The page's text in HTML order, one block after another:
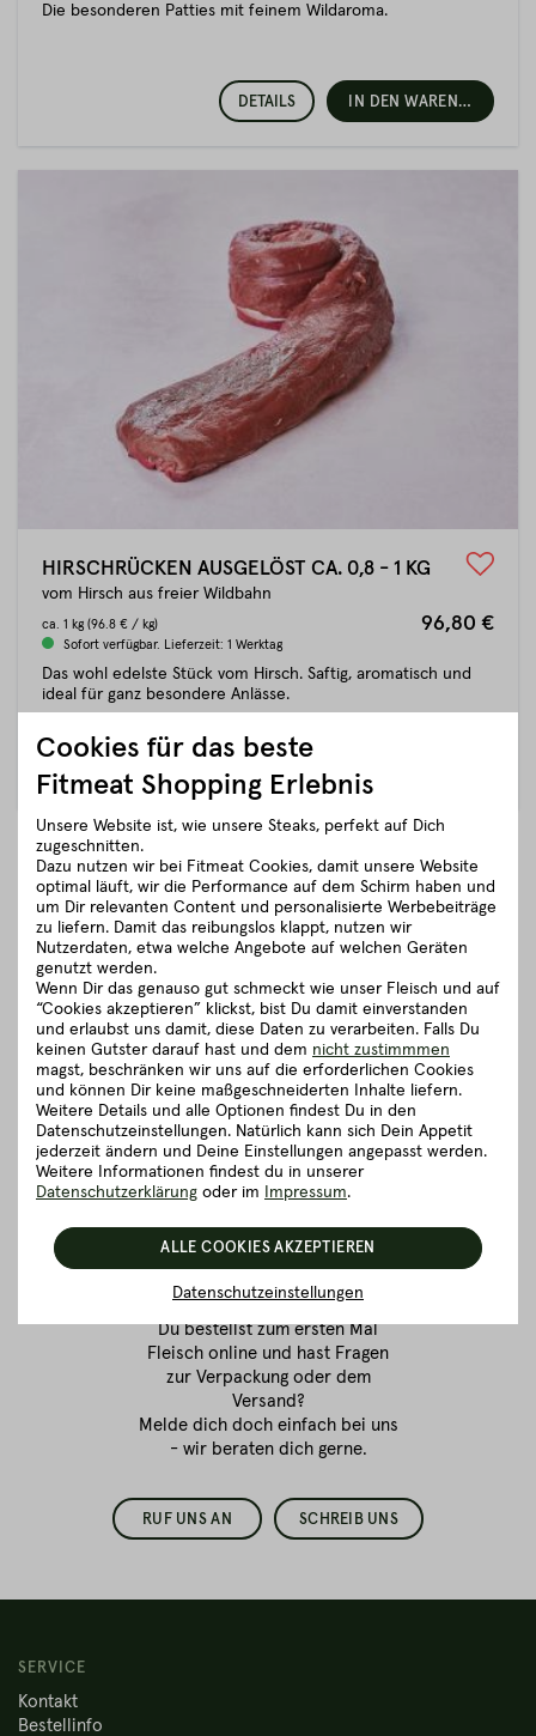
Durch das Leben in freier Wildbahn zählt das Fleisch zu den
besonders hochwertigen Sorten. In freier Natur lebend steht
Zudem ist Wildbret fettarm und hat einen hohen Anteil an
gesunden Omega-3-Fettsäuren. Die lebenslange
Bewegungsfreiheit und ausgewogene Ernährung des Hirsches
lässt sein Fleisch besonders fein, saftig und zart werden, mit
einer unverwechselbaren dunkelroten Farbe. Für einen
bewussten Fleischgenuss also absolut ideal!
Was unser Wildbret besonders macht?
Königsbrunn erlegt wurden. Da bei Fitmeat perfekte Qualität
und der respektvolle Umgang mit Tieren höchsten Stellenwert
hat, distanzieren wir uns strikt von Wild aus Gatterjagd.
erfolgreicher Jagd, wird das Wild zu einem ausgewählten
Metzer gebracht und dort nochmals veterinärmedizinisch
beschaut, bevor das Fleisch gereift wird.
Erst im Anschluss wird das Wildbret mit geschultem Auge und
achtsamer Hand von unserem Metzgermeister zu echten
Wildspezialitäten verarbeitet. Neben den klassischen
Schnitten wie Rücken, Keulen oder Ragout werden auch
Spezialitäten wie Wildburgerpatties hergestellt. Jäger und
Fleischer arbeiten bei uns Hand in Hand, um die bestmögliche
Wild-Qualität garantieren zu können. Dazu zählt unter
anderem ein exakter Schuss, eine nahe Kühlkammer und die
fachgerechte und einwandfreie Verarbeitung des Wildbrets.
Die besonderen Patties mit feinem Wildaroma.
DETAILS IN DEN WARENKORB
HIRSCHRÜCKEN AUSGELÖST CA. 0,8 - 1 KG
vom Hirsch aus freier Wildbahn
ca. 1 kg (96.8 € / kg) 96,80 €
Sofort verfügbar. Lieferzeit: 1 Werktag
Das wohl edelste Stück vom Hirsch. Saftig, aromatisch und
ideal für ganz besondere Anlässe.
Vertrauenssache.
Du bestellst zum ersten Mal
Fleisch online und hast Fragen
zur Verpackung oder dem
Versand?
Melde dich doch einfach bei uns
- wir beraten dich gerne.
RUF UNS AN SCHREIB UNS
SERVICE
Kontakt
Bestellinfo
Cookies für das beste
Fitmeat Shopping Erlebnis
Unsere Website ist, wie unsere Steaks, perfekt auf Dich
zugeschnitten.
Dazu nutzen wir bei Fitmeat Cookies, damit unsere Website
optimal läuft, wir die Performance auf dem Schirm haben und
um Dir relevanten Content und personalisierte Werbebeiträge
zu liefern. Damit das reibungslos klappt, nutzen wir
Nutzerdaten, etwa welche Angebote auf welchen Geräten
genutzt werden.
Wenn Dir das genauso gut schmeckt wie unser Fleisch und auf
“Cookies akzeptieren” klickst, bist Du damit einverstanden
und erlaubst uns damit, diese Daten zu verarbeiten. Falls Du
keinen Gutster darauf hast und dem nicht zustimmmen
magst, beschränken wir uns auf die erforderlichen Cookies
und können Dir keine maßgeschneiderten Inhalte liefern.
Weitere Details und alle Optionen findest Du in den
Datenschutzeinstellungen. Natürlich kann sich Dein Appetit
jederzeit ändern und Deine Einstellungen angepasst werden.
Weitere Informationen findest du in unserer
Datenschutzerklärung oder im Impressum.
Datenschutzeinstellungen
ALLE COOKIES AKZEPTIEREN